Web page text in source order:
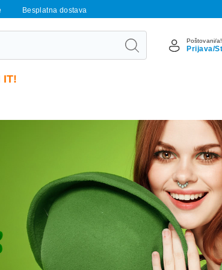
Besplatna dostava
Poštovani/a!
IT!